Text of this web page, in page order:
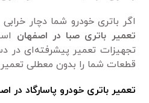
اگر باتری خودرو شما دچار
تعمیر باتری صبا در اصفهان
تجهیزات تعمیر پیشرفته‌ای
قطعات شما را بدون معطلی
تعمیر باتری خودرو پاسارگاد در